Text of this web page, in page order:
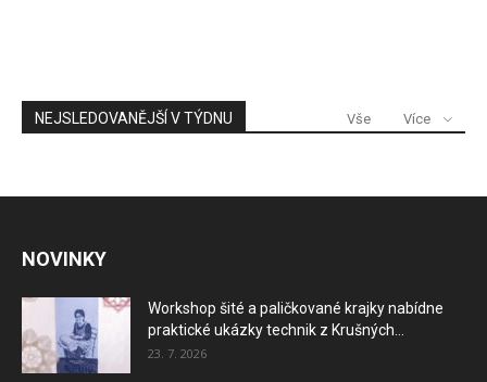
NEJSLEDOVANĚJŠÍ V TÝDNU Vše Více
NOVINKY
Workshop šité a paličkované krajky nabídne
praktické ukázky technik z Krušných...
23. 7. 2026